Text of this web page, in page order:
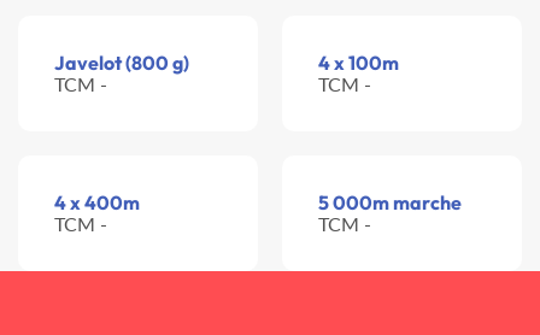
Javelot (800 g)
TCM -
4 x 100m
TCM -
4 x 400m
TCM -
5 000m marche
TCM -